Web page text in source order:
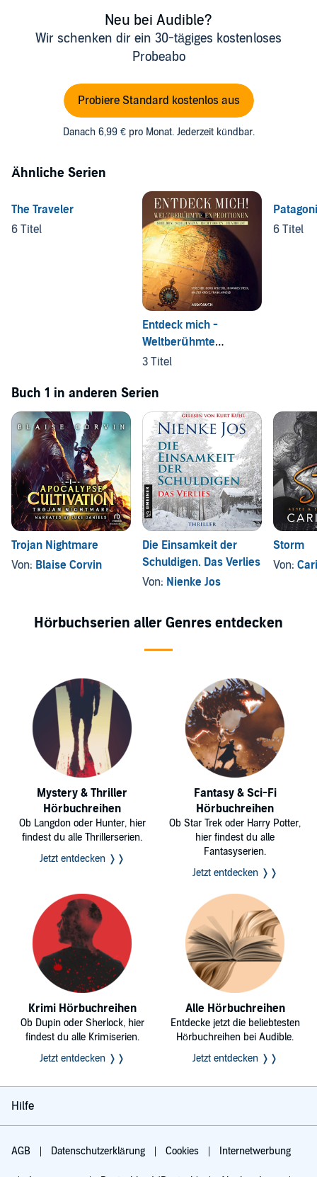
Neu bei Audible?
Wir schenken dir ein 30-tägiges kostenloses
Probeabo
Probiere Standard kostenlos aus
Danach 6,99 € pro Monat. Jederzeit kündbar.
Ähnliche Serien
The Traveler
6 Titel
Entdeck mich -
Weltberühmte
Expeditionen
3 Titel
6 Titel
Buch 1 in anderen Serien
Trojan Nightmare
Von: Blaise Corvin
Die Einsamkeit der
Schuldigen. Das Verlies
Von: Nienke Jos
Storm
Von:
Hörbuchserien aller Genres entdecken
Mystery & Thriller
Hörbuchreihen
Ob Langdon oder Hunter, hier
findest du alle Thrillerserien.
Jetzt entdecken ❭❭
Fantasy & Sci-Fi
Hörbuchreihen
Ob Star Trek oder Harry Potter,
hier findest du alle
Fantasyserien.
Jetzt entdecken ❭❭
Krimi Hörbuchreihen
Ob Dupin oder Sherlock, hier
findest du alle Krimiserien.
Jetzt entdecken ❭❭
Alle Hörbuchreihen
Entdecke jetzt die beliebtesten
Hörbuchreihen bei Audible.
Jetzt entdecken ❭❭
Hilfe
AGB Datenschutzerklärung Cookies Internetwerbung